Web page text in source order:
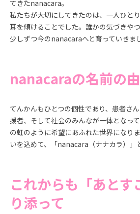
てきたnanacara。
私たちが大切にしてきたのは、一人ひと
耳を傾けることでした。誰かの気づきや
少しずつ今のnanacaraへと育っていきま
nanacaraの名前の
てんかんもひとつの個性であり、患者さ
援者、そして社会のみんなが一体となっ
の虹のように希望にあふれた世界にな
いを込めて、「nanacara（ナナカラ）」
これからも「あとす
り添って